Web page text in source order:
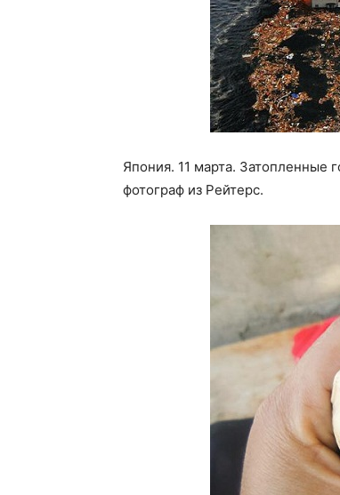
Япония. 11 марта. Затопленные
фотограф из Рейтерс.